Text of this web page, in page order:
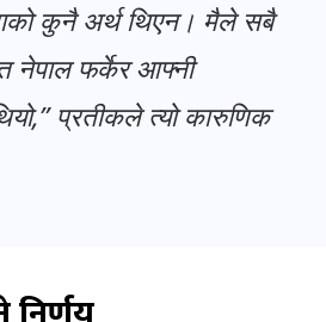
कुनै अर्थ थिएन। मैले सबै
त नेपाल फर्केर आफ्नी
प्रतीकले त्यो कारुणिक